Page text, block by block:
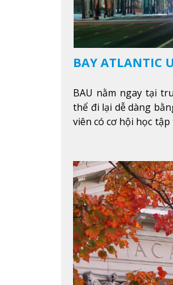
BAY ATLANTIC
BAU nằm ngay tại
thể đi lại dễ dàng
viên có cơ hội học